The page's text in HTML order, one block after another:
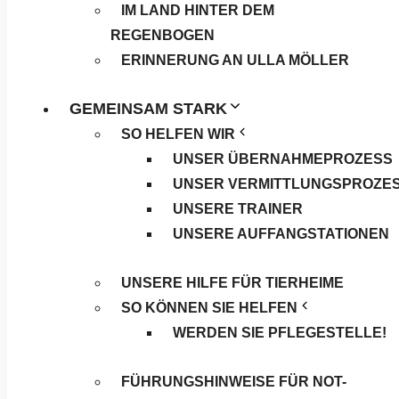
IM LAND HINTER DEM
REGENBOGEN
ERINNERUNG AN ULLA MÖLLER
GEMEINSAM STARK
SO HELFEN WIR
UNSER ÜBERNAHMEPROZESS
UNSER
UNSERE TRAINER
UNSERE AUFFANGSTATIONEN
UNSERE HILFE FÜR TIERHEIME
SO KÖNNEN SIE HELFEN
WERDEN SIE PFLEGESTELLE!
FÜHRUNGSHINWEISE FÜR NOT-